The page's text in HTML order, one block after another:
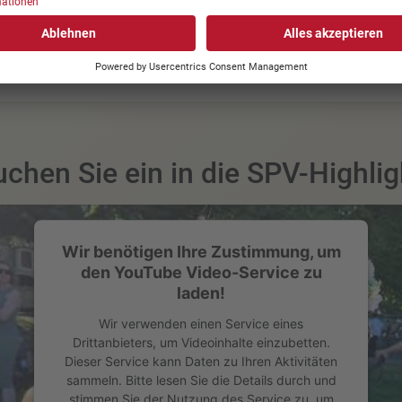
Sie ein in die SPV-
Wir benötigen Ihre Zustimmung, um
den YouTube Video-Service zu
laden!
Wir verwenden einen Service eines
Drittanbieters, um Videoinhalte einzubetten.
Dieser Service kann Daten zu Ihren Aktivitäten
sammeln. Bitte lesen Sie die Details durch und